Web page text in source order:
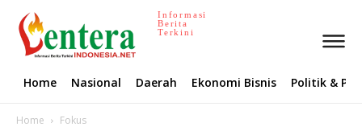
Informasi
Berita
Terkini
Home Nasional Daerah Ekonomi Bisnis Politik &
Home Fokus